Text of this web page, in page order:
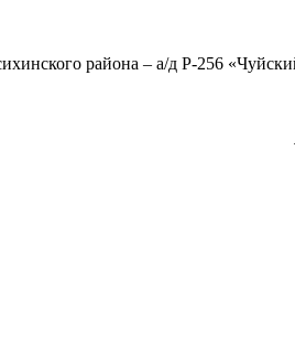
района – а/д Р-256